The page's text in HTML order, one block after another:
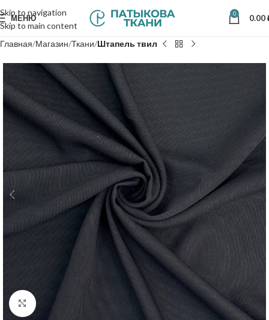
Skip to navigation
Skip to main content
МЕНЮ 0 0.00
Главная Магазин Ткани Штапель твил
Нажмите, чтобы увеличить